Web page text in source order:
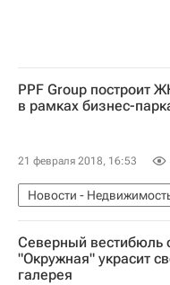
PPF Group построит
в рамках бизнес-
21 февраля 2018, 16:53
Новости -
Строительство
Северный вестибюль
"Окружная" украсит
галерея